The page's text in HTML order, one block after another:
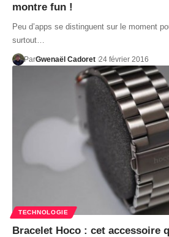
montre fun !
Peu d’apps se distinguent sur le moment
surtout…
ParGwenaël Cadoret 24 février 2016
TECHNOLOGIE
Bracelet Hoco : cet accessoire